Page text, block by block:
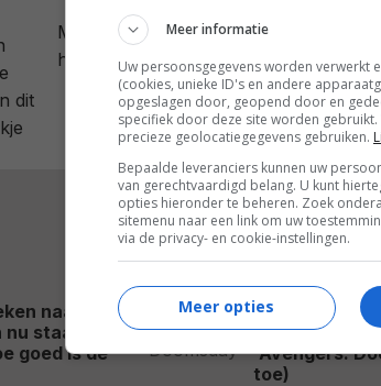
Margot Robbie barst nu van de
heeft ze er wel niet?
naar
staat de
goed is de
Dit zijn de 34
in de enorme
'Avengers:
toe)
Meer informatie
Uw persoonsgegevens worden verwerkt
(cookies, unieke ID's en andere
opgeslagen door, geopend door en
specifiek door deze site worden
precieze geolocatiegegevens gebruiken.
Bepaalde leveranciers kunnen uw
van gerechtvaardigd belang. U kunt
opties hieronder te beheren. Zoek
sitemenu naar een link om uw
via de privacy- en cookie-instellingen.
Meer opties